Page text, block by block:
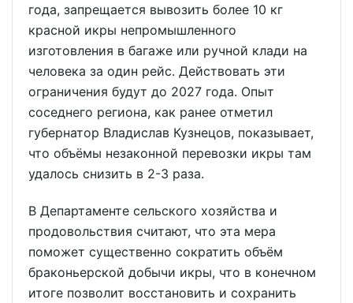
года, запрещается вывозить более 10 кг
красной икры непромышленного
изготовления в багаже или ручной клади на
человека за один рейс. Действовать эти
ограничения будут до 2027 года. Опыт
соседнего региона, как ранее отметил
губернатор Владислав Кузнецов, показывает,
что объёмы незаконной перевозки икры там
удалось снизить в 2-3 раза.
В Департаменте сельского хозяйства и
продовольствия считают, что эта мера
поможет существенно сократить объём
браконьерской добычи икры, что в конечном
итоге позволит восстановить и сохранить